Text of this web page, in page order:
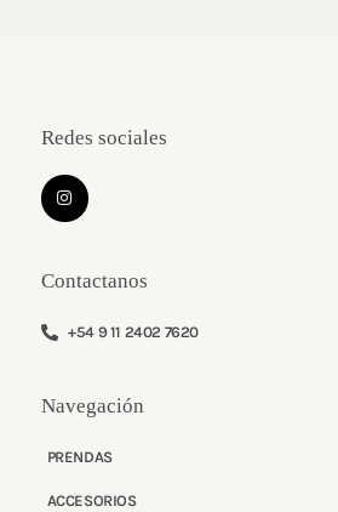
Navegación
PRENDAS
ACCESORIOS
Contactanos
+54 9 11 2402 7620
Redes sociales
I
n
r